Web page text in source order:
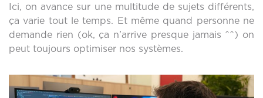
Ici, on avance sur une multitude de sujets différents,
ça varie tout le temps. Et même quand personne ne
demande rien (ok, ça n’arrive presque jamais ^^) on
peut toujours optimiser nos systèmes.